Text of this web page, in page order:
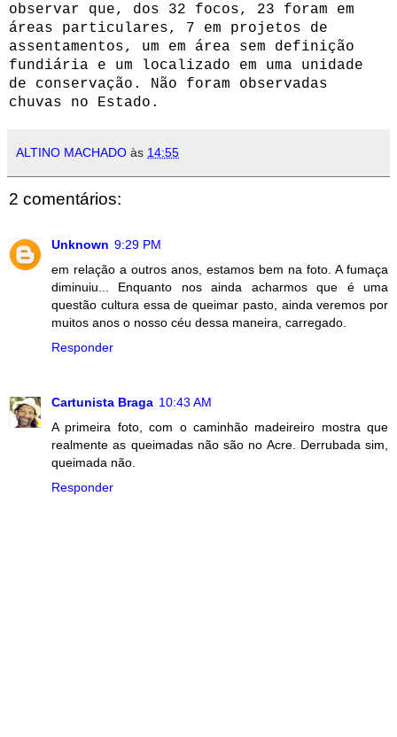
observar que, dos 32 focos, 23 foram em
áreas particulares, 7 em projetos de
assentamentos, um em área sem definição
fundiária e um localizado em uma unidade
de conservação. Não foram observadas
chuvas no Estado.
ALTINO MACHADO às 14:55
2 comentários:
Unknown 9:29 PM
em relação a outros anos, estamos bem na foto. A fumaça
diminuiu... Enquanto nos ainda acharmos que é uma
questão cultura essa de queimar pasto, ainda veremos por
muitos anos o nosso céu dessa maneira, carregado.
Responder
Cartunista Braga 10:43 AM
A primeira foto, com o caminhão madeireiro mostra que
realmente as queimadas não são no Acre. Derrubada sim,
queimada não.
Responder